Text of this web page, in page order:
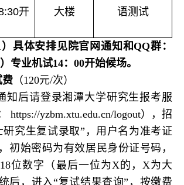
开
大楼
语测试
具体安排见院官网通知和QQ群：
专业机试14：00开始候场。
费 （120元/次）
知后请登录湘潭大学研究生报考服
https://yzbm.xtu.edu.cn/logout），招
研究生复试录取”，用户名为准考证
初始密码为有效居民身份证号码，
位数字（ 最后一位为X的，X为大
后，进入“复试结果查询”，按缴费